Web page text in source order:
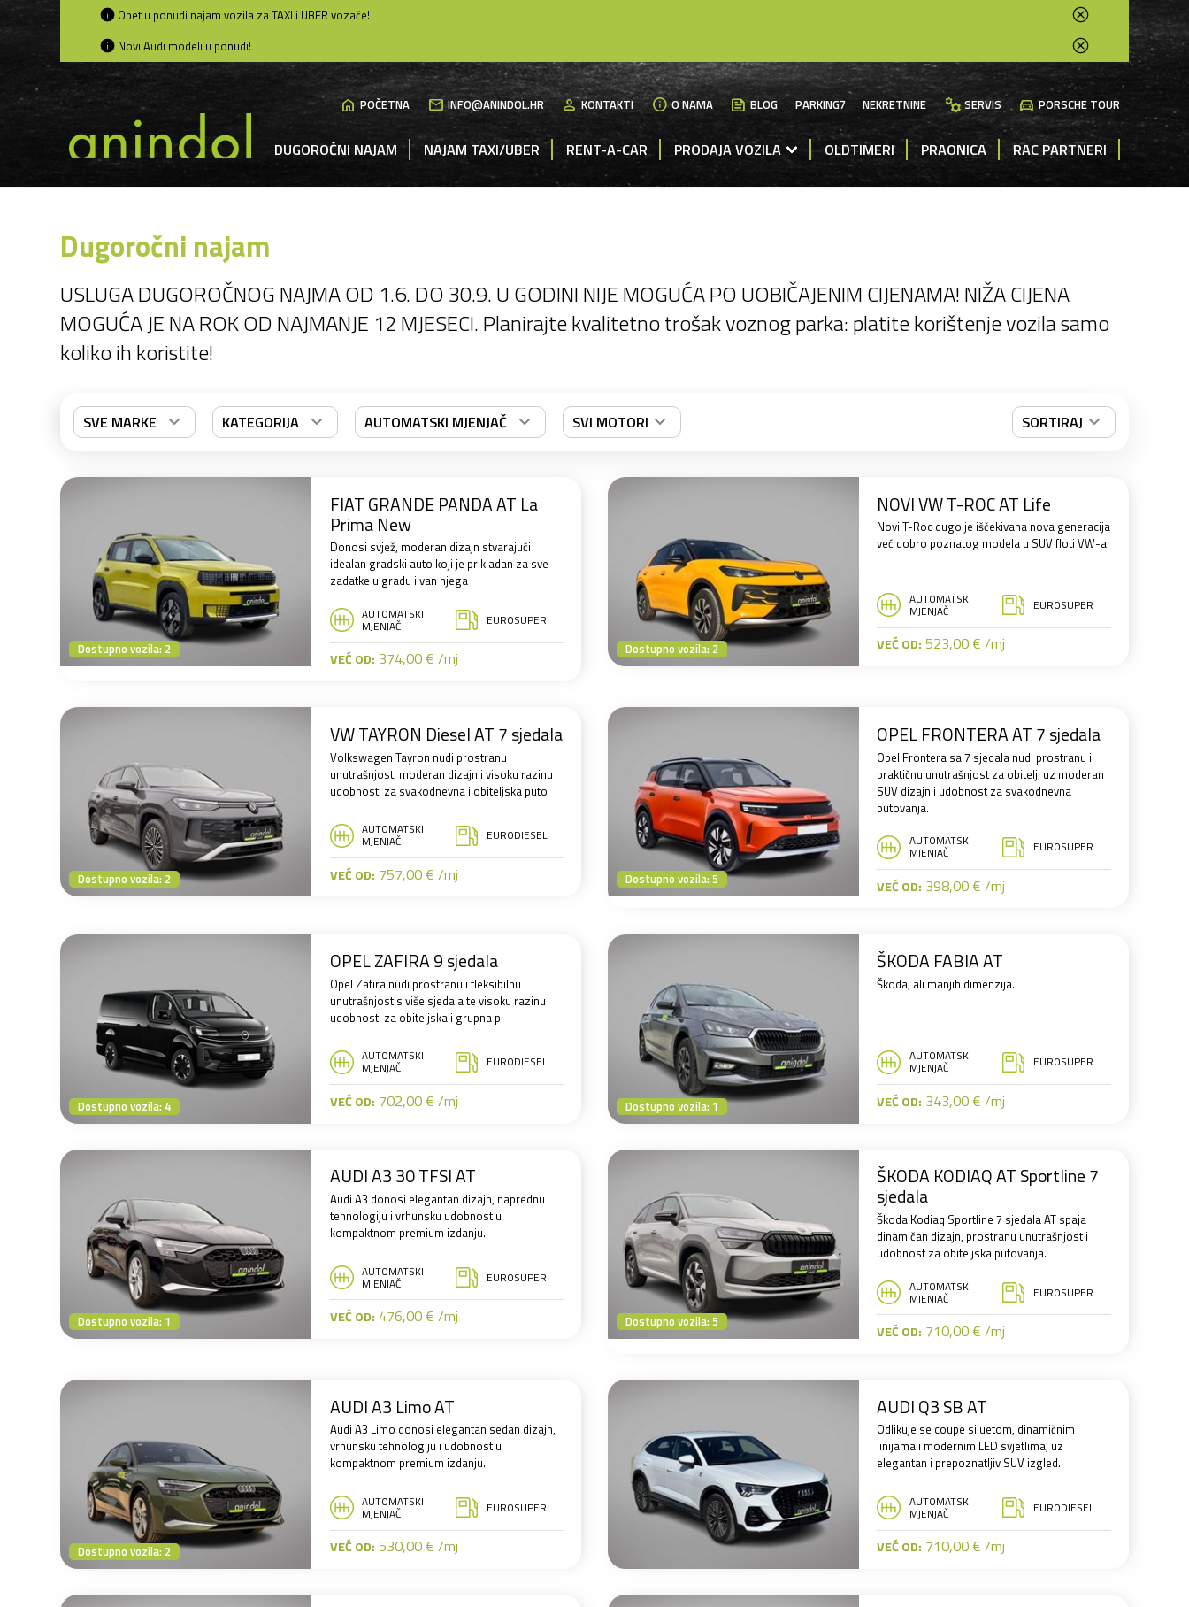
Opet u ponudi najam vozila za TAXI i UBER vozače!
Novi Audi modeli u ponudi!
homePOČETNA mailINFO@ANINDOL.HR personKONTAKTI infoO NAMA NewsBLOG PARKING7 NEKRETNINE manufacturingSERVIS directions_car PORSCHE TOUR
DUGOROČNI NAJAM NAJAM TAXI/UBER RENT-A-CAR PRODAJA VOZILA OLDTIMERI PRAONICA RAC PARTNERI
Dugoročni najam
USLUGA DUGOROČNOG NAJMA OD 1.6. DO 30.9. U GODINI NIJE MOGUĆA PO UOBIČAJENIM CIJENAMA! NIŽA CIJENA
MOGUĆA JE NA ROK OD NAJMANJE 12 MJESECI. Planirajte kvalitetno trošak voznog parka: platite korištenje vozila samo
koliko ih koristite!
SVE MARKE KATEGORIJA AUTOMATSKI MJENJAČ SVI MOTORI SORTIRAJ
Dostupno vozila: 2
FIAT GRANDE PANDA AT La
Prima New
Donosi svjež, moderan dizajn stvarajući
idealan gradski auto koji je prikladan za sve
zadatke u gradu i van njega
AUTOMATSKI
MJENJAČ EUROSUPER
VEĆ OD: 374,00 € /mj Dostupno vozila: 2
NOVI VW T-ROC AT Life
Novi T-Roc dugo je iščekivana nova generacija
već dobro poznatog modela u SUV floti VW-a
AUTOMATSKI
MJENJAČ EUROSUPER
VEĆ OD: 523,00 € /mj
Dostupno vozila: 2
VW TAYRON Diesel AT 7 sjedala
Volkswagen Tayron nudi prostranu
unutrašnjost, moderan dizajn i visoku razinu
udobnosti za svakodnevna i obiteljska puto
AUTOMATSKI
MJENJAČ EURODIESEL
VEĆ OD: 757,00 € /mj Dostupno vozila: 5
OPEL FRONTERA AT 7 sjedala
Opel Frontera sa 7 sjedala nudi prostranu i
praktičnu unutrašnjost za obitelj, uz moderan
SUV dizajn i udobnost za svakodnevna
putovanja.
AUTOMATSKI
MJENJAČ EUROSUPER
VEĆ OD: 398,00 € /mj
Dostupno vozila: 4
OPEL ZAFIRA 9 sjedala
Opel Zafira nudi prostranu i fleksibilnu
unutrašnjost s više sjedala te visoku razinu
udobnosti za obiteljska i grupna p
AUTOMATSKI
MJENJAČ EURODIESEL
VEĆ OD: 702,00 € /mj Dostupno vozila: 1
ŠKODA FABIA AT
Škoda, ali manjih dimenzija.
AUTOMATSKI
MJENJAČ EUROSUPER
VEĆ OD: 343,00 € /mj
Dostupno vozila: 1
AUDI A3 30 TFSI AT
Audi A3 donosi elegantan dizajn, naprednu
tehnologiju i vrhunsku udobnost u
kompaktnom premium izdanju.
AUTOMATSKI
MJENJAČ EUROSUPER
VEĆ OD: 476,00 € /mj Dostupno vozila: 5
ŠKODA KODIAQ AT Sportline 7
sjedala
Škoda Kodiaq Sportline 7 sjedala AT spaja
dinamičan dizajn, prostranu unutrašnjost i
udobnost za obiteljska putovanja.
AUTOMATSKI
MJENJAČ EUROSUPER
VEĆ OD: 710,00 € /mj
Dostupno vozila: 2
AUDI A3 Limo AT
Audi A3 Limo donosi elegantan sedan dizajn,
vrhunsku tehnologiju i udobnost u
kompaktnom premium izdanju.
AUTOMATSKI
MJENJAČ EUROSUPER
VEĆ OD: 530,00 € /mj
AUDI Q3 SB AT
Odlikuje se coupe siluetom, dinamičnim
linijama i modernim LED svjetlima, uz
elegantan i prepoznatljiv SUV izgled.
AUTOMATSKI
MJENJAČ EURODIESEL
VEĆ OD: 710,00 € /mj